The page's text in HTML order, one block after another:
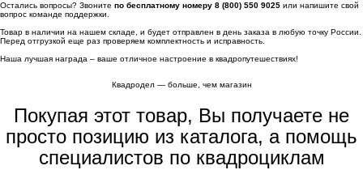
Остались вопросы? Звоните по бесплатному номеру 8 (800) 550 9025 или напишите свой
вопрос команде поддержки.
Товар в наличии на нашем складе, и будет отправлен в день заказа в любую точку России.
Перед отгрузкой еще раз проверяем комплектность и исправность.
Наша лучшая награда – ваше отличное настроение в квадропутешествиях!
Квадродел — больше, чем магазин
Покупая этот товар, Вы получаете не
просто позицию из каталога, а помощь
специалистов по квадроциклам